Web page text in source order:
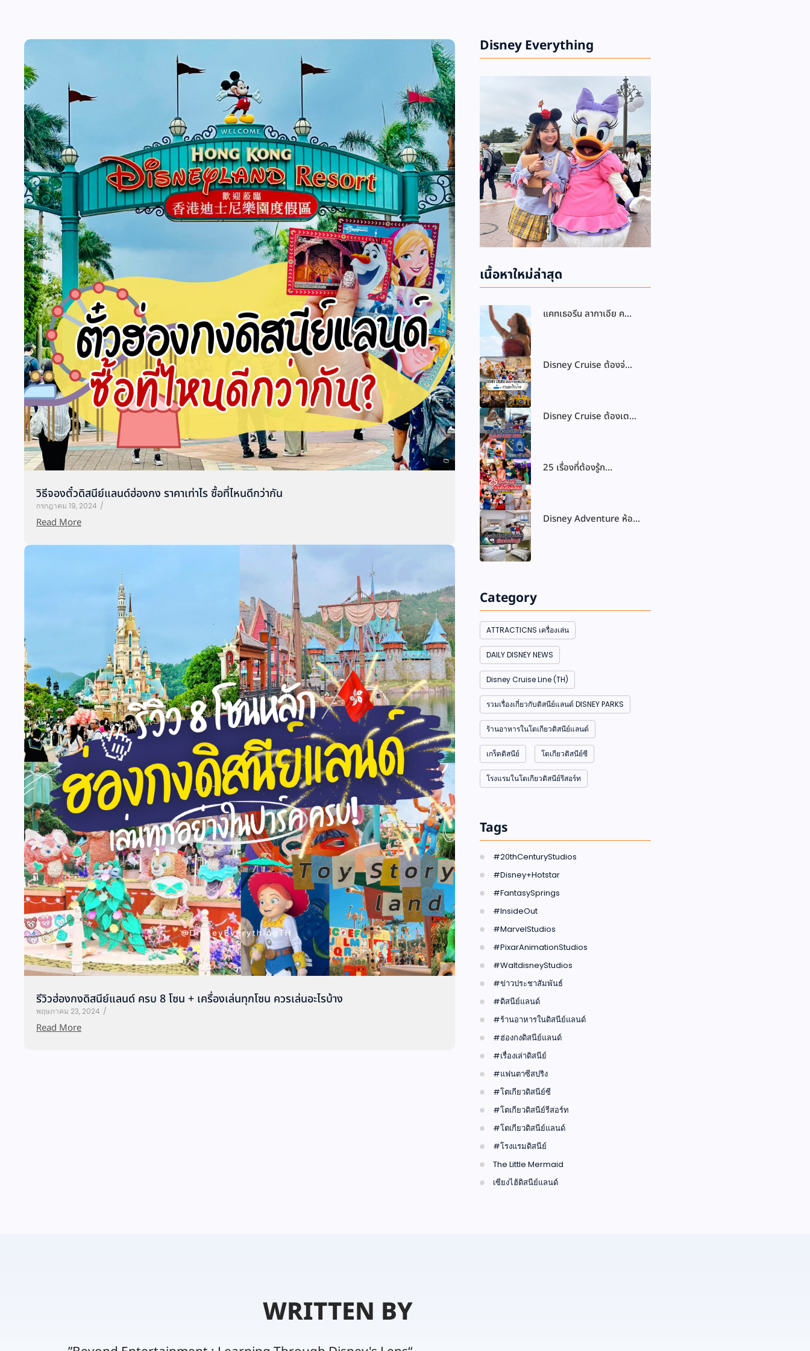
วิธีจองตั๋วดิสนีย์แลนด์ฮ่องกง ราคาเท่าไร ซื้อที่ไหนดีกว่ากัน
กรกฎาคม 19, 2024 /
Read More
รีวิวฮ่องกงดิสนีย์แลนด์ ครบ 8 โซน + เครื่องเล่นทุกโซน ควรเล่นอะไรบ้าง
พฤษภาคม 23, 2024 /
Read More
Disney Everything
เนื้อหาใหม่ล่าสุด
แคทเธอรีน ลากาเอีย ค…
Disney Cruise ต้องจ่…
Disney Cruise ต้องเต…
25 เรื่องที่ต้องรู้ก…
Disney Adventure ห้อ…
Category
ATTRACTICNS เครื่องเล่น
DAILY DISNEY NEWS
Disney Cruise Line (TH)
รวมเรื่องเกี่ยวกับดิสนีย์แลนด์ DISNEY PARKS
ร้านอาหารในโตเกียวดิสนีย์แลนด์
เกร็ดดิสนีย์ โตเกียวดิสนีย์ซี
โรงแรมในโตเกียวดิสนีย์รีสอร์ท
Tags
#20thCenturyStudios
#Disney+Hotstar
#FantasySprings
#InsideOut
#MarvelStudios
#PixarAnimationStudios
#WaltdisneyStudios
#ข่าวประชาสัมพันธ์
#ดิสนีย์แลนด์
#ร้านอาหารในดิสนีย์แลนด์
#ฮ่องกงดิสนีย์แลนด์
#เรื่องเล่าดิสนีย์
#แฟนตาซีสปริง
#โตเกียวดิสนีย์ซี
#โตเกียวดิสนีย์รีสอร์ท
#โตเกียวดิสนีย์แลนด์
#โรงแรมดิสนีย์
The Little Mermaid
เซียงไฮ้ดิสนีย์แลนด์
WRITTEN BY